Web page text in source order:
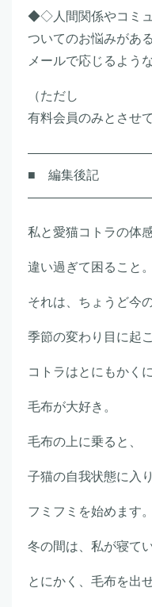
◆◇人間関係やコミ
ついてのお悩みがあ
メールで応じるよう
（ただし
有料会員のみとさせ
■ 編集後記
私と愛猫コトラの体
違い過ぎて困ること。
それは、ちょうど今
季節の変わり目に起
コトラはとにもかくに
毛布が大好き。
毛布の上に乗ると、
子猫の自我状態に入り
フミフミを始めます。
冬の間は、私が寝て
とにかく、毛布を出